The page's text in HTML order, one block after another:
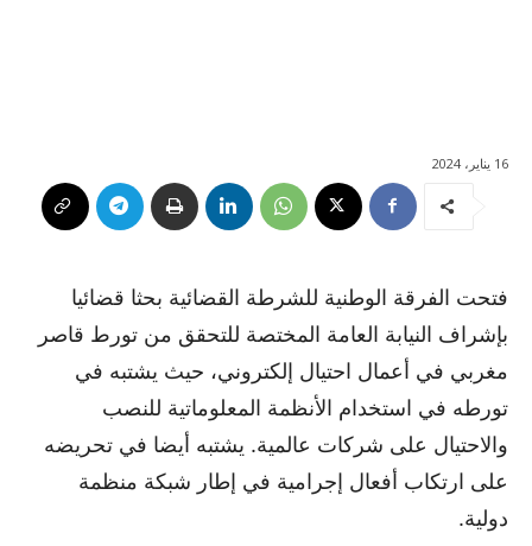
16 يناير، 2024
فتحت الفرقة الوطنية للشرطة القضائية بحثا قضائيا
بإشراف النيابة العامة المختصة للتحقق من تورط قاصر
مغربي في أعمال احتيال إلكتروني، حيث يشتبه في
تورطه في استخدام الأنظمة المعلوماتية للنصب
والاحتيال على شركات عالمية. يشتبه أيضا في تحريضه
على ارتكاب أفعال إجرامية في إطار شبكة منظمة
دولية.